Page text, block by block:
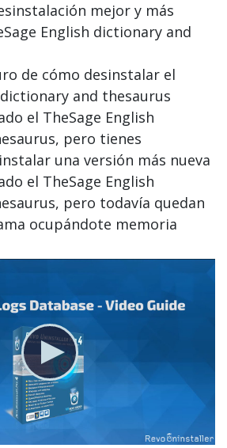
mejor y más
English dictionary and
de cómo desinstalar el
and thesaurus
el TheSage English
pero tienes
una versión más nueva
el TheSage English
pero todavía quedan
ocupándote memoria